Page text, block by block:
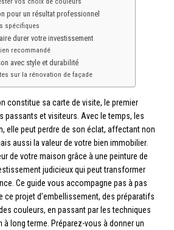
pour un résultat professionnel
spécifiques
durer votre investissement
recommandé
avec style et durabilité
sur la rénovation de façade
constitue sa carte de visite, le premier
passants et visiteurs. Avec le temps, les
elle peut perdre de son éclat, affectant non
aussi la valeur de votre bien immobilier.
de votre maison grâce à une peinture de
judicieux qui peut transformer
Ce guide vous accompagne pas à pas
ce projet d’embellissement, des préparatifs
couleurs, en passant par les techniques
à long terme. Préparez-vous à donner un